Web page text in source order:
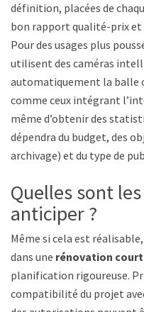
définition, placées de
bon rapport qualité-prix et
Pour des usages plus
utilisent des caméras
automatiquement la balle
comme ceux intégrant
même d’obtenir des
dépendra du budget, des
archivage) et du type de
Quelles sont
anticiper ?
Même si cela est
dans une rénovation court
planification rigoureuse.
compatibilité du projet